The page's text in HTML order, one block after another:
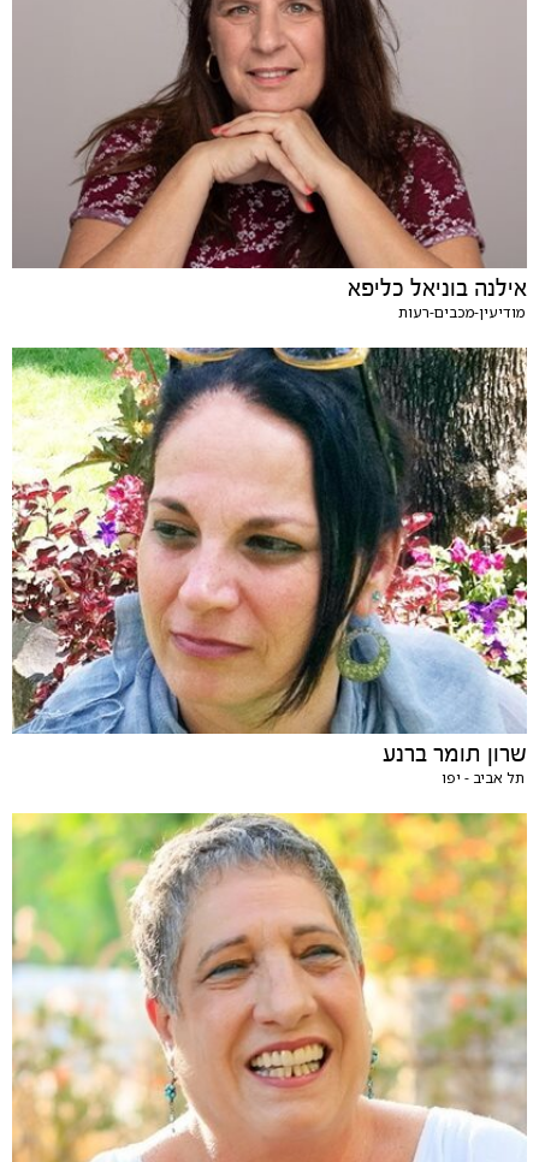
אילנה בוניאל כליפא
מודיעין-מכבים-רעות
שרון תומר ברנע
תל אביב - יפו